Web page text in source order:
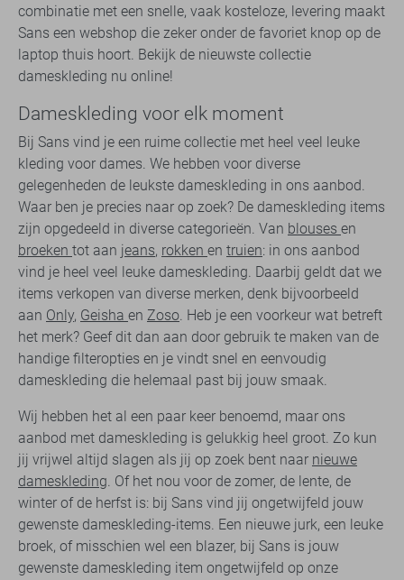
combinatie met een snelle, vaak kosteloze, levering maakt
Sans een webshop die zeker onder de favoriet knop op de
laptop thuis hoort. Bekijk de nieuwste collectie
dameskleding nu online!
Dameskleding voor elk moment
Bij Sans vind je een ruime collectie met heel veel leuke
kleding voor dames. We hebben voor diverse
gelegenheden de leukste dameskleding in ons aanbod.
Waar ben je precies naar op zoek? De dameskleding items
zijn opgedeeld in diverse categorieën. Van blouses en
broeken tot aan jeans, rokken en truien: in ons aanbod
vind je heel veel leuke dameskleding. Daarbij geldt dat we
items verkopen van diverse merken, denk bijvoorbeeld
aan Only, Geisha en Zoso. Heb je een voorkeur wat betreft
het merk? Geef dit dan aan door gebruik te maken van de
handige filteropties en je vindt snel en eenvoudig
dameskleding die helemaal past bij jouw smaak.
Wij hebben het al een paar keer benoemd, maar ons
aanbod met dameskleding is gelukkig heel groot. Zo kun
jij vrijwel altijd slagen als jij op zoek bent naar nieuwe
dameskleding. Of het nou voor de zomer, de lente, de
winter of de herfst is: bij Sans vind jij ongetwijfeld jouw
gewenste dameskleding-items. Een nieuwe jurk, een leuke
broek, of misschien wel een blazer, bij Sans is jouw
gewenste dameskleding item ongetwijfeld op onze